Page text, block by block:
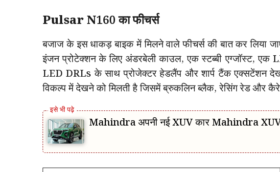
Pulsar N160 का फीचर्स
बजाज के इस धाकड़ बाइक में मिलने वाले फीचर्स की बात कर लिया
इंजन प्रोटेक्शन के लिए अंडरबेली काउल, एक स्टब्बी एग्जॉस्ट, एक
LED DRLs के साथ प्रोजेक्टर हेडलैंप और शार्प टैंक एक्सटेंशन
विकल्प में देखने को मिलती है जिसमें ब्रुकलिन ब्लैक, रेसिंग रेड और
Mahindra अपनी नई XUV कार Mahindra